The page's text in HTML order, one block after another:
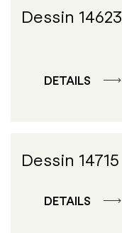
Dessin 14623
DETAILS
Dessin 14715
DETAILS